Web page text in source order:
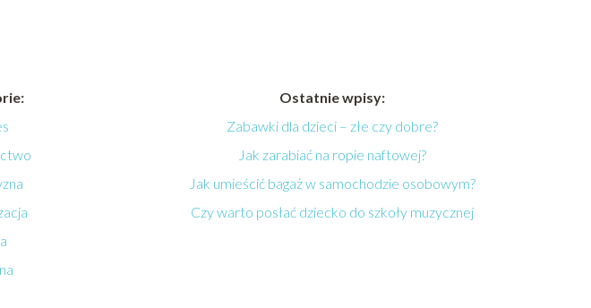
Ostatnie wpisy:
Zabawki dla dzieci – złe czy dobre?
Jak zarabiać na ropie naftowej?
Jak umieścić bagaż w samochodzie osobowym?
Czy warto posłać dziecko do szkoły muzycznej